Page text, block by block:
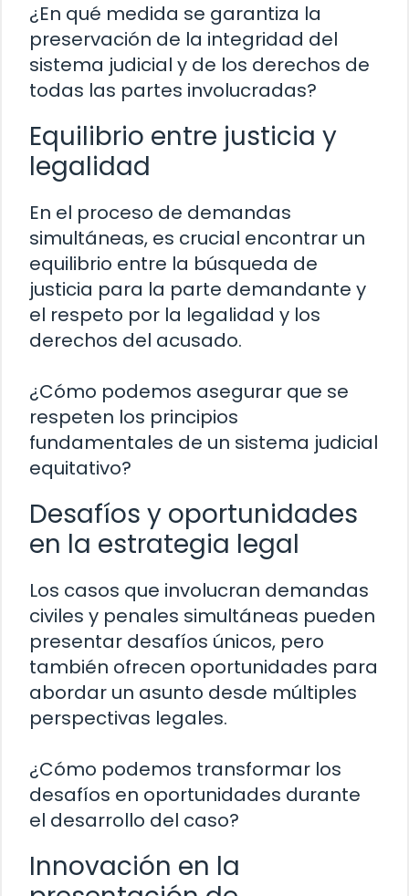
¿En qué medida se garantiza la
preservación de la integridad del
sistema judicial y de los derechos de
todas las partes involucradas?
Equilibrio entre justicia y
legalidad
En el proceso de demandas
simultáneas, es crucial encontrar un
equilibrio entre la búsqueda de
justicia para la parte demandante y
el respeto por la legalidad y los
derechos del acusado.
¿Cómo podemos asegurar que se
respeten los principios
fundamentales de un sistema judicial
equitativo?
Desafíos y oportunidades
en la estrategia legal
Los casos que involucran demandas
civiles y penales simultáneas pueden
presentar desafíos únicos, pero
también ofrecen oportunidades para
abordar un asunto desde múltiples
perspectivas legales.
¿Cómo podemos transformar los
desafíos en oportunidades durante
el desarrollo del caso?
Innovación en la